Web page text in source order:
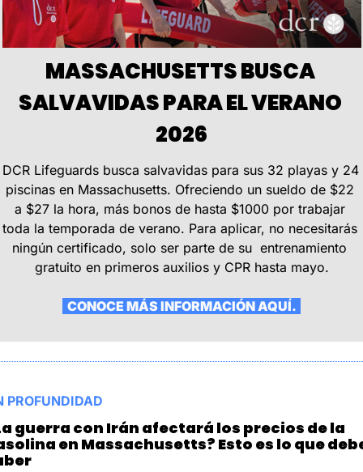
MASSACHUSETTS BUSCA
SALVAVIDAS PARA EL VERANO
2026
DCR Lifeguards busca salvavidas para sus 32 playas y 24
piscinas en Massachusetts. Ofreciendo un sueldo de $22
a $27 la hora, más bonos de hasta $1000 por trabajar
toda la temporada de verano. Para aplicar, no necesitarás
ningún certificado, solo ser parte de su  entrenamiento
gratuito en primeros auxilios y CPR hasta mayo.
  CONOCE MÁS INFORMACIÓN AQUÍ.
PROFUNDIDAD
guerra con Irán afectará los precios de la
en Massachusetts? Esto es lo que